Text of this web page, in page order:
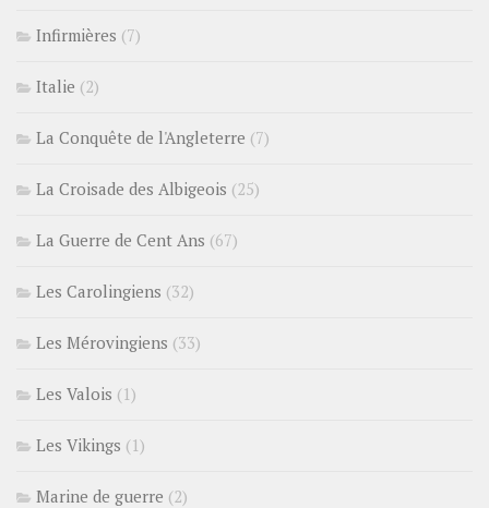
Infirmières (7)
Italie (2)
La Conquête de l'Angleterre (7)
La Croisade des Albigeois (25)
La Guerre de Cent Ans (67)
Les Carolingiens (32)
Les Mérovingiens (33)
Les Valois (1)
Les Vikings (1)
Marine de guerre (2)